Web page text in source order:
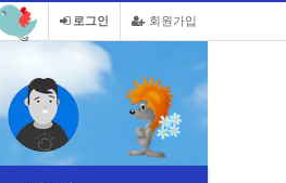
회원가입
로그인